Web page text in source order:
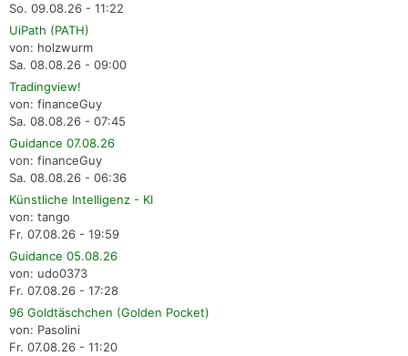
So. 09.08.26 - 11:22
UiPath (PATH)
von: holzwurm
Sa. 08.08.26 - 09:00
Tradingview!
von: financeGuy
Sa. 08.08.26 - 07:45
Guidance 07.08.26
von: financeGuy
Sa. 08.08.26 - 06:36
Künstliche Intelligenz - KI
von: tango
Fr. 07.08.26 - 19:59
Guidance 05.08.26
von: udo0373
Fr. 07.08.26 - 17:28
96 Goldtäschchen (Golden Pocket)
von: Pasolini
Fr. 07.08.26 - 11:20